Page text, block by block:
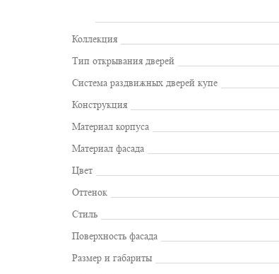
Коллекция
Тип открывания дверей
Система раздвижных дверей купе
Конструкция
Материал корпуса
Материал фасада
Цвет
Оттенок
Стиль
Поверхность фасада
Размер и габариты